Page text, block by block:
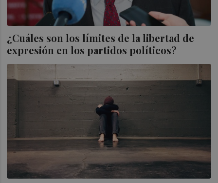
¿Cuáles son los límites de la libertad de
expresión en los partidos políticos?